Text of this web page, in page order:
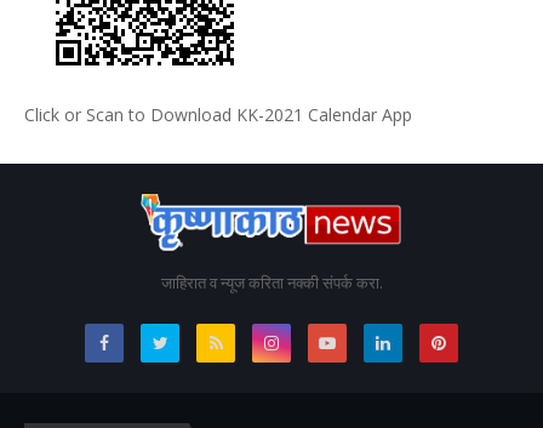
Click or Scan to Download KK-2021 Calendar App
जाहिरात व न्यूज करिता नक्की संपर्क करा.